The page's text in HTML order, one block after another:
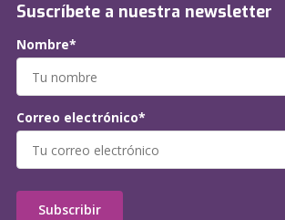
Suscríbete a nuestra newsletter
Nombre*
Correo electrónico*
Subscribir